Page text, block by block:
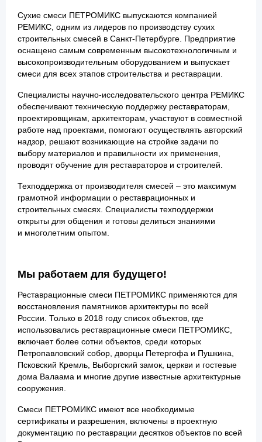
Сухие смеси ПЕТРОМИКС выпускаются компанией
РЕМИКС, одним из лидеров по производству сухих
строительных смесей в Санкт-Петербурге. Предприятие
оснащено самым современным высокотехнологичным и
высокопроизводительным оборудованием и выпускает
смеси для всех этапов строительства и реставрации.
Специалисты научно-исследовательского центра РЕМИКС
обеспечивают техническую поддержку реставраторам,
проектировщикам, архитекторам, участвуют в совместной
работе над проектами, помогают осуществлять авторский
надзор, решают возникающие на стройке задачи по
выбору материалов и правильности их применения,
проводят обучение для реставраторов и строителей.
Техподдержка от производителя смесей – это максимум
грамотной информации о реставрационных и
строительных смесях. Специалисты техподдержки
открыты для общения и готовы делиться знаниями
и многолетним опытом.
Мы работаем для будущего!
Реставрационные смеси ПЕТРОМИКС применяются для
восстановления памятников архитектуры по всей
России. Только в 2018 году список объектов, где
использовались реставрационные смеси ПЕТРОМИКС,
включает более сотни объектов, среди которых
Петропавловский собор, дворцы Петергофа и Пушкина,
Псковский Кремль, Выборгский замок, церкви и гостевые
дома Валаама и многие другие известные архитектурные
сооружения.
Смеси ПЕТРОМИКС имеют все необходимые
сертификаты и разрешения, включены в проектную
документацию по реставрации десятков объектов по всей